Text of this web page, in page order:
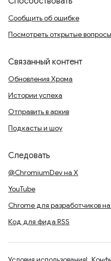
Сообщить об ошибке
Посмотреть открытые вопросы
Связанный контент
Обновления Хрома
Истории успеха
Отправить в архив
Подкасты и шоу
Следовать
@ChromiumDev на X
YouTube
Chrome для разработчиков
Код для фида RSS